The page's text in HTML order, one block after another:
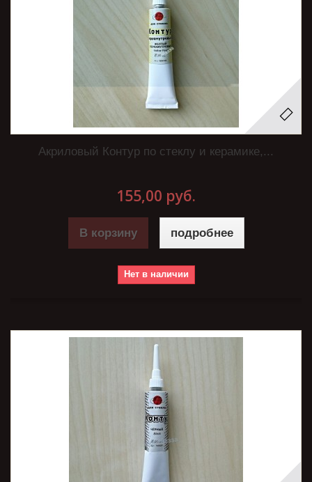
Акриловый Контур по стеклу и керамике,...
155,00 руб.
В корзину подробнее
Нет в наличии